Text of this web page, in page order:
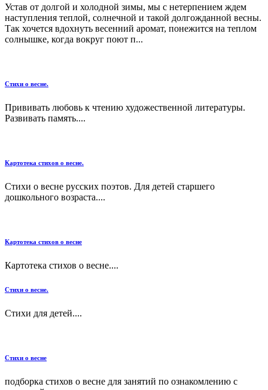
Устав от долгой и холодной зимы, мы с нетерпением ждем
наступления теплой, солнечной и такой долгожданной весны.
Так хочется вдохнуть весенний аромат, понежится на теплом
солнышке, когда вокруг поют п...
Стихи о весне.
Прививать любовь к чтению художественной литературы.
Развивать память....
Картотека стихов о весне.
Стихи о весне русских поэтов. Для детей старшего
дошкольного возраста....
Картотека стихов о весне
Картотека стихов о весне....
Стихи о весне.
Стихи для детей....
Стихи о весне
подборка стихов о весне для занятий по ознакомлению с